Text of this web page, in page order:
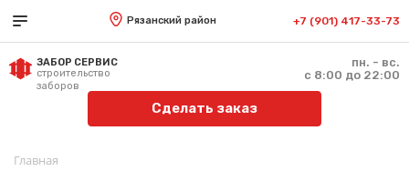
Рязанский район +7 (901) 417-33-73
ЗАБОР СЕРВИС
строительство
заборов
пн. - вс.
с 8:00 до 22:00
Сделать заказ
Главная